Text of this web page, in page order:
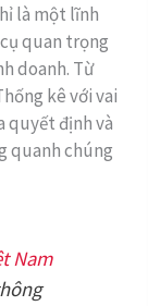
là một lĩnh
quan trọng
doanh. Từ
kê với vai
quyết định và
quanh chúng
Nam